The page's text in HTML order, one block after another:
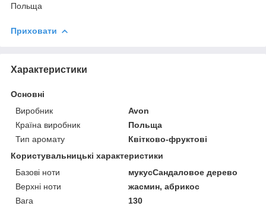
Польща
Приховати
Характеристики
Основні
Виробник
Avon
Країна виробник
Польща
Тип аромату
Квітково-фруктові
Користувальницькі характеристики
Базові ноти
мукусСандаловое дерево
Верхні ноти
жасмин, абрикос
Вага
130